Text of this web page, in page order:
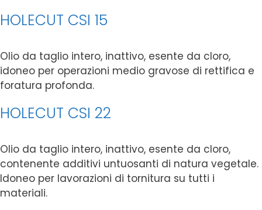
HOLECUT CSI 15
Olio da taglio intero, inattivo, esente da cloro,
idoneo per operazioni medio gravose di rettifica e
foratura profonda.
HOLECUT CSI 22
Olio da taglio intero, inattivo, esente da cloro,
contenente additivi untuosanti di natura vegetale.
Idoneo per lavorazioni di tornitura su tutti i
materiali.